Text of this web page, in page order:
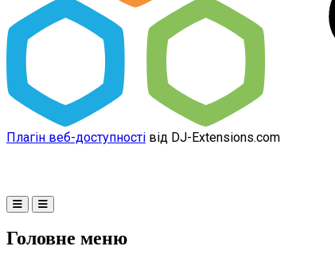
Плагін веб-доступності від DJ-Extensions.com
Головне меню